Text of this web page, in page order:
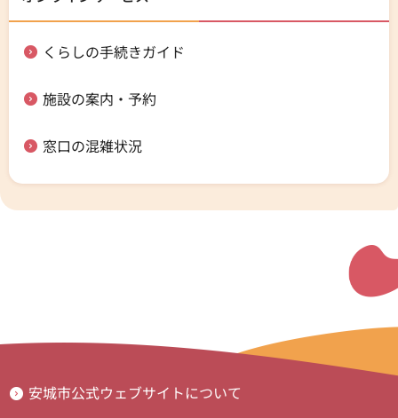
くらしの手続きガイド
施設の案内・予約
窓口の混雑状況
安城市公式ウェブサイトについて